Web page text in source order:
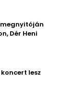
Dér Heni
lesz